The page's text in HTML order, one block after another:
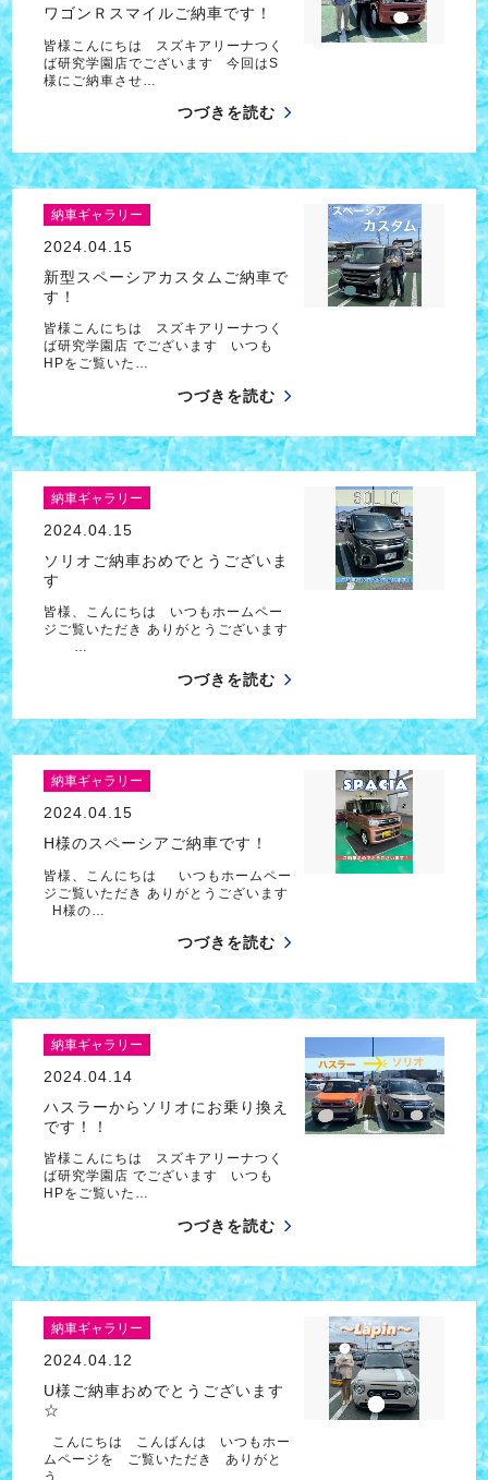
ワゴンＲスマイルご納車です！
皆様こんにちは スズキアリーナつく
ば研究学園店でございます 今回はS
様にご納車させ…
つづきを読む
納車ギャラリー
2024.04.15
新型スペーシアカスタムご納車で
す！
皆様こんにちは スズキアリーナつく
ば研究学園店 でございます いつも
HPをご覧いた…
つづきを読む
納車ギャラリー
2024.04.15
ソリオご納車おめでとうございま
す
皆様、こんにちは いつもホームペー
ジご覧いただき ありがとうございます
…
つづきを読む
納車ギャラリー
2024.04.15
H様のスペーシアご納車です！
皆様、こんにちは いつもホームペー
ジご覧いただき ありがとうございます
H様の…
つづきを読む
納車ギャラリー
2024.04.14
ハスラーからソリオにお乗り換え
です！！
皆様こんにちは スズキアリーナつく
ば研究学園店 でございます いつも
HPをご覧いた…
つづきを読む
納車ギャラリー
2024.04.12
U様ご納車おめでとうございます
☆
こんにちは こんばんは いつもホー
ムページを ご覧いただき ありがと